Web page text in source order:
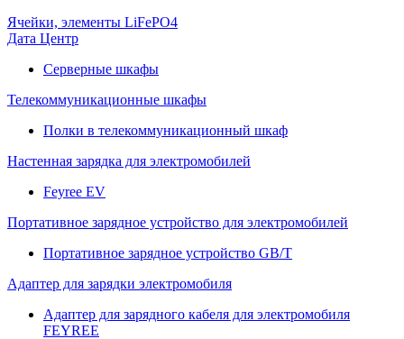
Ячейки, элементы LiFePO4
Дата Центр
Серверные шкафы
Телекоммуникационные шкафы
Полки в телекоммуникационный шкаф
Настенная зарядка для электромобилей
Feyree EV
Портативное зарядное устройство для электромобилей
Портативное зарядное устройство GB/T
Адаптер для зарядки электромобиля
Адаптер для зарядного кабеля для электромобиля
FEYREE